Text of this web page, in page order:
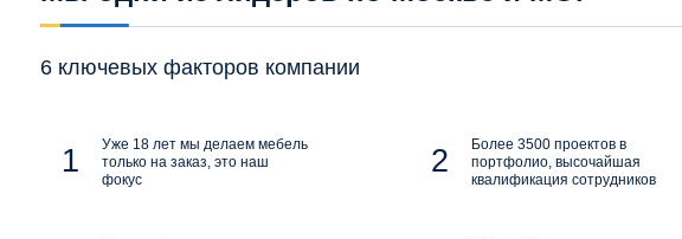
6 ключевых факторов компании
Уже 18 лет мы делаем мебель
только на заказ, это наш
фокус
Более 3500 проектов в
портфолио, высочайшая
квалификация сотрудников